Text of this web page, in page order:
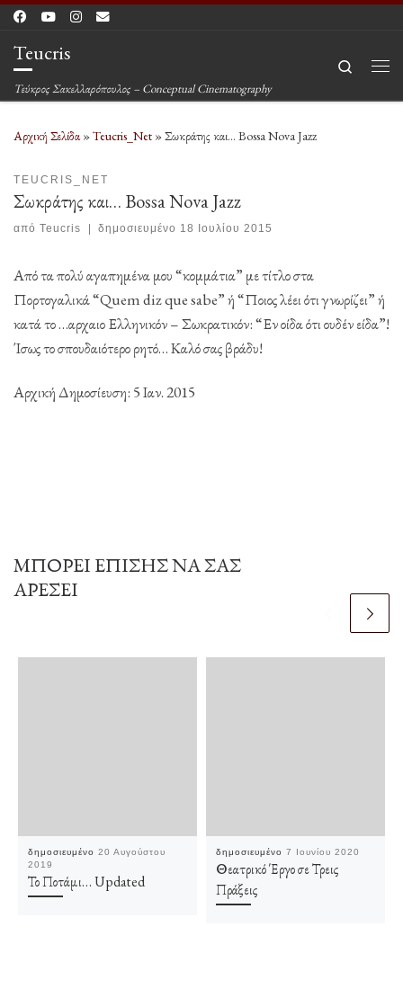
Μετάβαση στο περιεχόμενο
Teucris
Τεύκρος Σακελλαρόπουλος – Conceptual Cinematography
Search
Αρχική Σελίδα»Teucris_Net »Σωκράτης και… Bossa Nova Jazz
TEUCRIS_NET
Σωκράτης και… Bossa Nova Jazz
από Teucris δημοσιευμένο 18 Ιουλίου 2015
Από τα πολύ αγαπημένα μου “κομμάτια” με τίτλο στα
Πορτογαλικά “Quem diz que sabe” ή “Ποιος λέει ότι γνωρίζει” ή
κατά το …αρχαιο Ελληνικόν – Σωκρατικόν: “Εν οίδα ότι ουδέν είδα”!
Ίσως το σπουδαιότερο ρητό… Καλό σας βράδυ!
Αρχική Δημοσίευση: 5 Ιαν. 2015
ΜΠΟΡΕΊ ΕΠΊΣΗΣ ΝΑ ΣΑΣ
ΑΡΈΣΕΙ
δημοσιευμένο20 Αυγούστου
2019
Το Ποτάμι… Updated
δημοσιευμένο7 Ιουνίου 2020
Θεατρικό Έργο σε Τρεις
Πράξεις